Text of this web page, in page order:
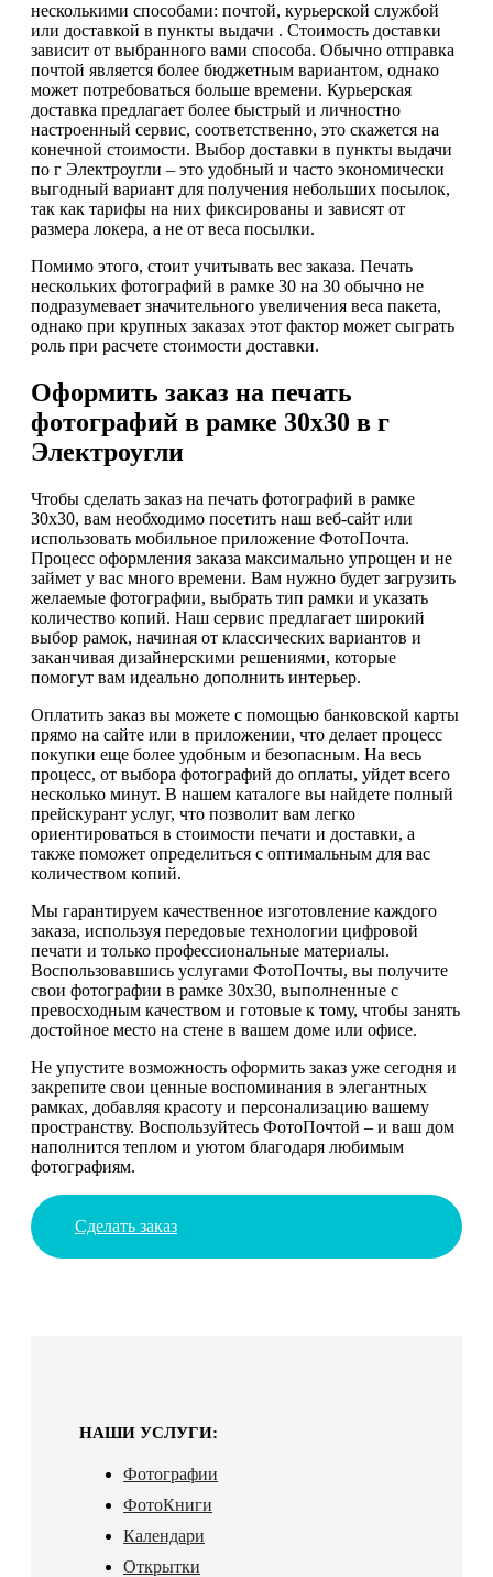
несколькими способами: почтой, курьерской службой
или доставкой в пункты выдачи . Стоимость доставки
зависит от выбранного вами способа. Обычно отправка
почтой является более бюджетным вариантом, однако
может потребоваться больше времени. Курьерская
доставка предлагает более быстрый и личностно
настроенный сервис, соответственно, это скажется на
конечной стоимости. Выбор доставки в пункты выдачи
по г Электроугли – это удобный и часто экономически
выгодный вариант для получения небольших посылок,
так как тарифы на них фиксированы и зависят от
размера локера, а не от веса посылки.
Помимо этого, стоит учитывать вес заказа. Печать
нескольких фотографий в рамке 30 на 30 обычно не
подразумевает значительного увеличения веса пакета,
однако при крупных заказах этот фактор может сыграть
роль при расчете стоимости доставки.
Оформить заказ на печать
фотографий в рамке 30х30 в г
Электроугли
Чтобы сделать заказ на печать фотографий в рамке
30х30, вам необходимо посетить наш веб-сайт или
использовать мобильное приложение ФотоПочта.
Процесс оформления заказа максимально упрощен и не
займет у вас много времени. Вам нужно будет загрузить
желаемые фотографии, выбрать тип рамки и указать
количество копий. Наш сервис предлагает широкий
выбор рамок, начиная от классических вариантов и
заканчивая дизайнерскими решениями, которые
помогут вам идеально дополнить интерьер.
Оплатить заказ вы можете с помощью банковской карты
прямо на сайте или в приложении, что делает процесс
покупки еще более удобным и безопасным. На весь
процесс, от выбора фотографий до оплаты, уйдет всего
несколько минут. В нашем каталоге вы найдете полный
прейскурант услуг, что позволит вам легко
ориентироваться в стоимости печати и доставки, а
также поможет определиться с оптимальным для вас
количеством копий.
Мы гарантируем качественное изготовление каждого
заказа, используя передовые технологии цифровой
печати и только профессиональные материалы.
Воспользовавшись услугами ФотоПочты, вы получите
свои фотографии в рамке 30х30, выполненные с
превосходным качеством и готовые к тому, чтобы занять
достойное место на стене в вашем доме или офисе.
Не упустите возможность оформить заказ уже сегодня и
закрепите свои ценные воспоминания в элегантных
рамках, добавляя красоту и персонализацию вашему
пространству. Воспользуйтесь ФотоПочтой – и ваш дом
наполнится теплом и уютом благодаря любимым
фотографиям.
Сделать заказ
НАШИ УСЛУГИ:
Фотографии
ФотоКниги
Календари
Открытки